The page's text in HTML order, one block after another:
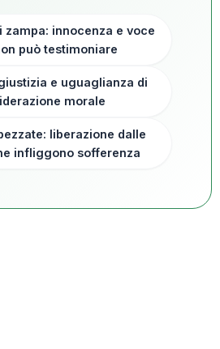
zampa: innocenza e voce
può testimoniare
e uguaglianza di
morale
liberazione dalle
infliggono sofferenza